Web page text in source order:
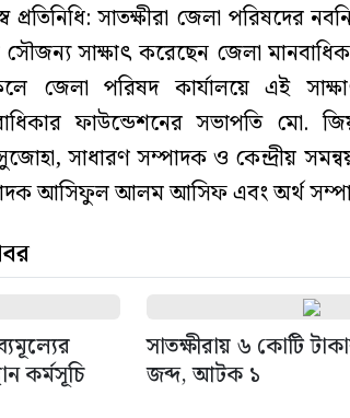
প্রতিনিধি: সাতক্ষীরা জেলা পরিষদের
সৌজন্য সাক্ষাৎ করেছেন জেলা
জেলা পরিষদ কার্যালয়ে এই
ফাউন্ডেশনের সভাপতি মো.
সাধারণ সম্পাদক ও কেন্দ্রীয়
আসিফুল আলম আসিফ এবং অর্থ
কর্মসূচি
সাতক্ষীরায় ৬ কোটি
জব্দ, আটক ১